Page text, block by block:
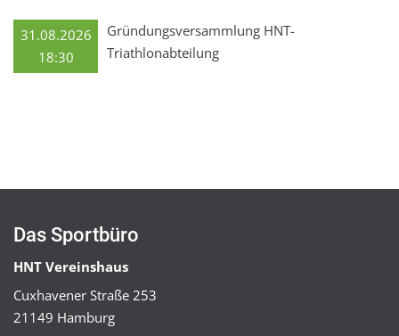
31.08.2026
18:30
Gründungsversammlung HNT-
Triathlonabteilung
Das Sportbüro
HNT Vereinshaus
Cuxhavener Straße 253
21149 Hamburg